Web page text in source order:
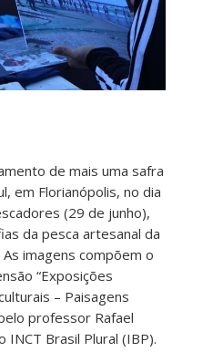
de mais uma safra
em Florianópolis, no dia
(29 de junho),
da pesca artesanal da
imagens compõem o
“Exposições
– Paisagens
professor Rafael
Brasil Plural (IBP).